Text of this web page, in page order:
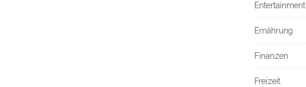
Entertainment
Ernährung
Finanzen
Freizeit